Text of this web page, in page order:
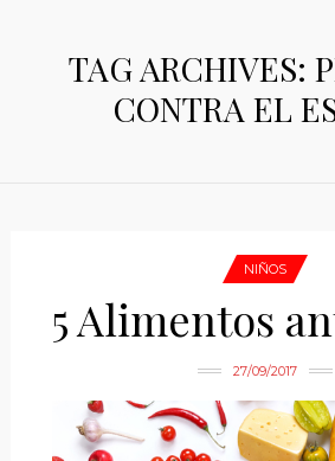
TAG ARCHIVES:
CONTRA EL
NIÑOS
5 Alimentos
27/09/2017